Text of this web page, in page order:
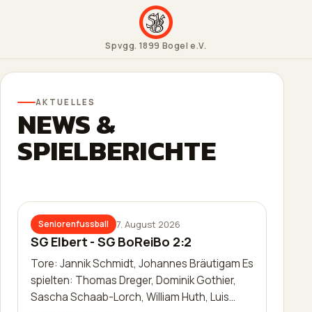
Spvgg. 1899 Bogel e.V.
AKTUELLES
NEWS &
SPIELBERICHTE
Seniorenfussball 7. August 2026
SG Elbert - SG BoReiBo 2:2
Tore: Jannik Schmidt, Johannes Bräutigam Es
spielten: Thomas Dreger, Dominik Gothier,
Sascha Schaab-Lorch, William Huth, Luis